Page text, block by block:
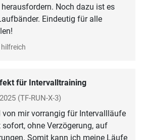
Noch dazu ist es
Eindeutig für alle
für Intervalltraining
(TF-RUN-X-3)
mir vorrangig für Intervallläufe
ohne Verzögerung, auf
Somit kann ich meine Läufe